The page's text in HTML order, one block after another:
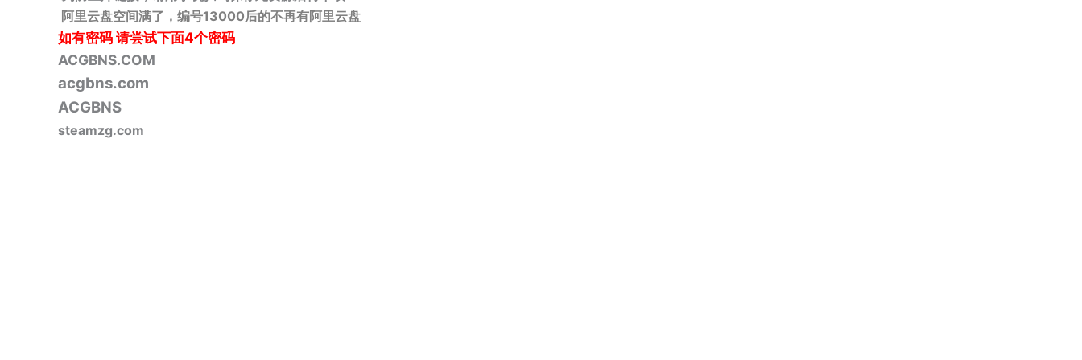
阿里云盘空间满了，编号13000后的不再有阿里云盘
如有密码请尝试下面4个密码
ACGBNS.COM
acgbns.com
ACGBNS
steamzg.com